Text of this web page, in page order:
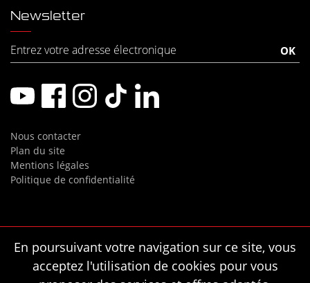
En poursuivant votre navigation sur ce site, vous
acceptez l'utilisation de cookies pour vous
Newsletter
Nous contacter
Plan du site
Mentions légales
Politique de confidentialité